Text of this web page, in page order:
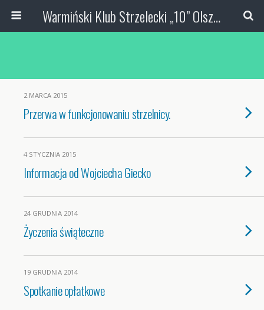
Warmiński Klub Strzelecki „10” Olsztyn
2 MARCA 2015
Przerwa w funkcjonowaniu strzelnicy.
4 STYCZNIA 2015
Informacja od Wojciecha Giecko
24 GRUDNIA 2014
Życzenia świąteczne
19 GRUDNIA 2014
Spotkanie opłatkowe